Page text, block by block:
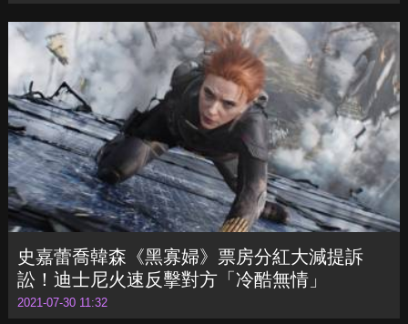
史嘉蕾喬韓森《黑寡婦》票房分紅大減提訴
訟！迪士尼火速反擊對方「冷酷無情」
2021-07-30 11:32